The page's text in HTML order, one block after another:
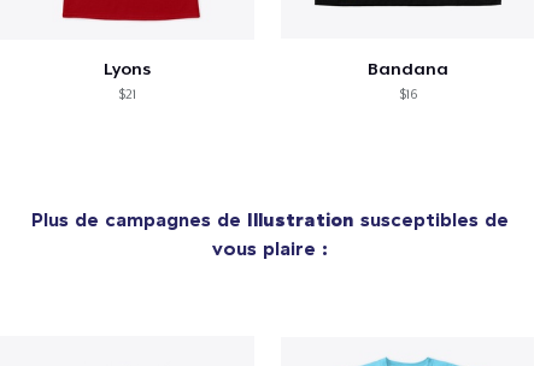
Lyons
$21
Bandana
$16
Plus de campagnes de Illustration susceptibles de
vous plaire :